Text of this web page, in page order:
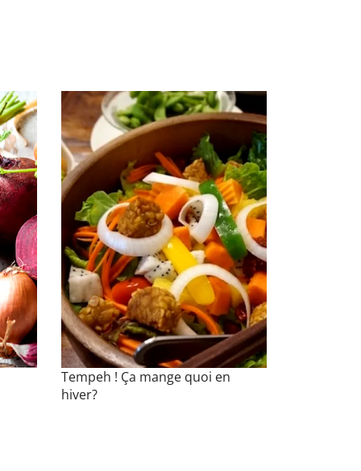
Tempeh ! Ça mange quoi en
hiver?